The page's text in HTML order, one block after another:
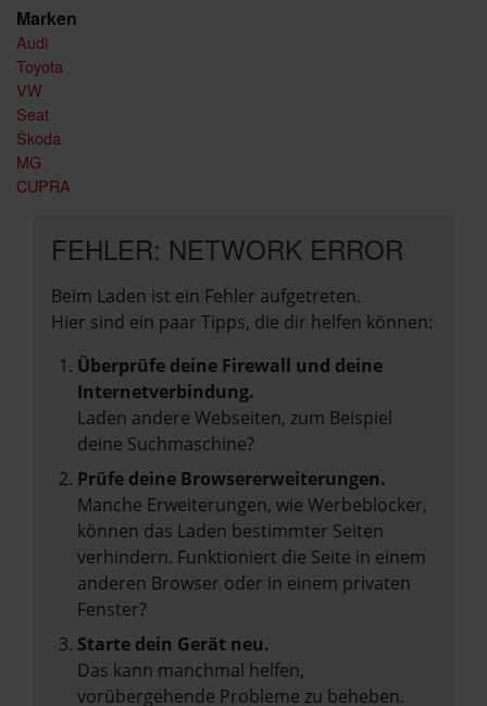
Marken
Audi
Toyota
VW
Seat
Škoda
MG
CUPRA
FEHLER: NETWORK ERROR
Beim Laden ist ein Fehler aufgetreten.
Hier sind ein paar Tipps, die dir helfen können:
Überprüfe deine Firewall und deine
Internetverbindung.
Laden andere Webseiten, zum Beispiel
deine Suchmaschine?
Prüfe deine Browsererweiterungen.
Manche Erweiterungen, wie Werbeblocker,
können das Laden bestimmter Seiten
verhindern. Funktioniert die Seite in einem
anderen Browser oder in einem privaten
Fenster?
Starte dein Gerät neu.
Das kann manchmal helfen,
vorübergehende Probleme zu beheben.